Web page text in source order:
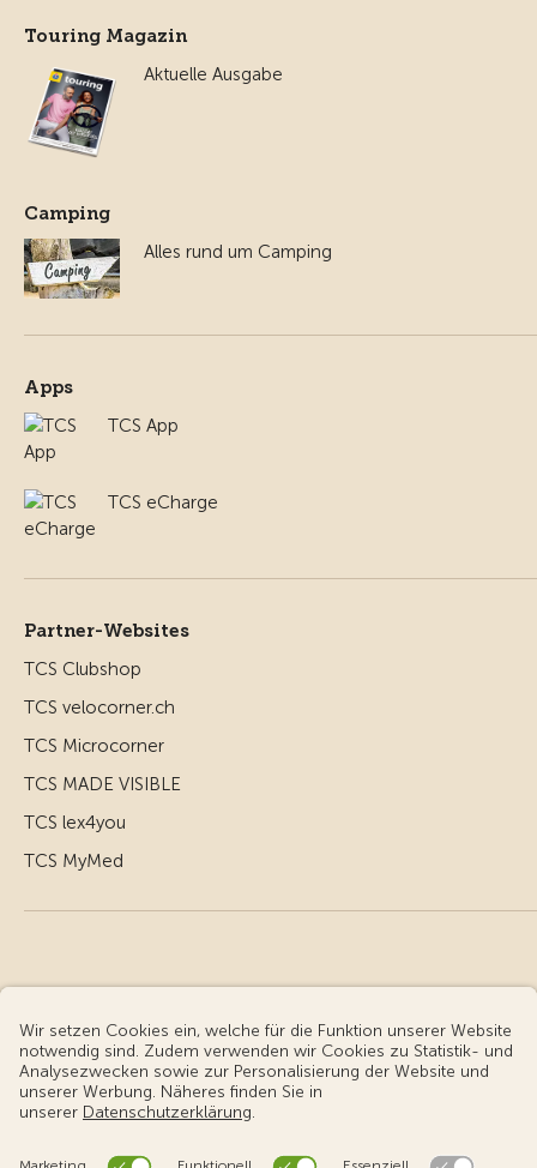
Touring Magazin
Aktuelle Ausgabe
Camping
Alles rund um Camping
Apps
TCS App
TCS eCharge
Partner-Websites
TCS Clubshop
TCS velocorner.ch
TCS Microcorner
TCS MADE VISIBLE
TCS lex4you
TCS MyMed
© Touring Club Schweiz
Benutzungsbedingungen - rechtliche Informationen